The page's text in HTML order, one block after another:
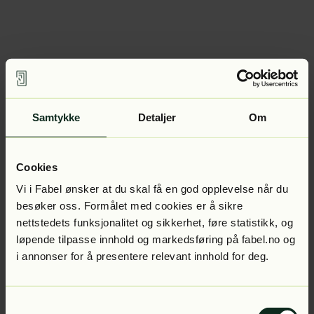
Samtykke Detaljer Om
Cookies
Vi i Fabel ønsker at du skal få en god opplevelse når du
besøker oss. Formålet med cookies er å sikre
nettstedets funksjonalitet og sikkerhet, føre statistikk, og
løpende tilpasse innhold og markedsføring på fabel.no og
i annonser for å presentere relevant innhold for deg.